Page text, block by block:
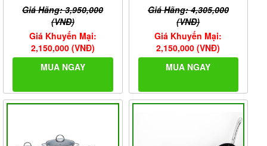
Giá Hãng: 3,950,000
(VNĐ)
Giá Khuyến Mại:
2,150,000 (VNĐ)
MUA NGAY
Giá Hãng: 4,305,000
(VNĐ)
Giá Khuyến Mại:
2,150,000 (VNĐ)
MUA NGAY